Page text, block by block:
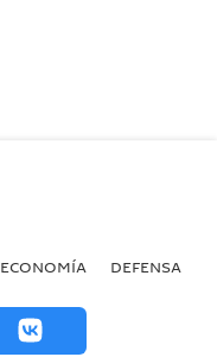
ECONOMÍA DEFENSA